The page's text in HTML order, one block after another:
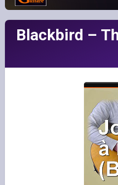
Blackbird –